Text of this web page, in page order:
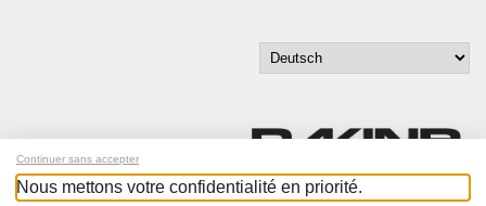
Continuer sans accepter
Nous mettons votre confidentialité en priorité.